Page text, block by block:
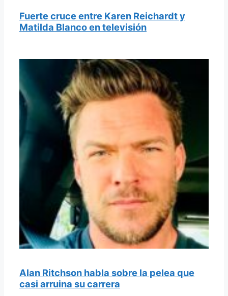
Fuerte cruce entre Karen Reichardt y
Matilda Blanco en televisión
Alan Ritchson habla sobre la pelea que
casi arruina su carrera